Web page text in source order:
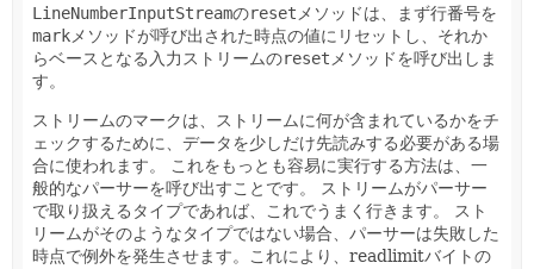
LineNumberInputStreamのreset メソッドは、まず行番号を
mark メソッドが呼び出された時点の値にリセットし、それか
らベースとなる入力ストリームのreset メソッドを呼び出しま
す。
ストリームのマークは、ストリームに何が含まれているかをチ
ェックするために、データを少しだけ先読みする必要がある場
合に使われます。
これをもっとも容易に実行する方法は、一
般的なパーサーを呼び出すことです。
ストリームがパーサー
で取り扱えるタイプであれば、これでうまく行きます。
スト
リームがそのようなタイプではない場合、パーサーは失敗した
時点で例外を発生させます。これにより、readlimitバイトの